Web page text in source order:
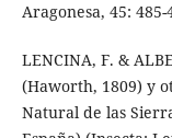
Aragonesa, 45: 485-
LENCINA, F. &
(Haworth, 1809) y
Natural de las